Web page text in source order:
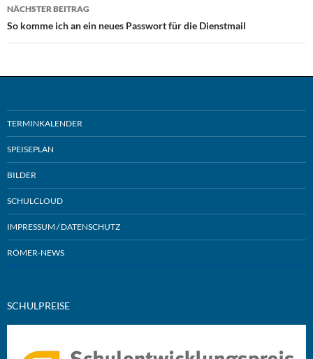
NÄCHSTER BEITRAG
So komme ich an ein neues Passwort für die Dienstmail
TERMINKALENDER
SPEISEPLAN
BILDER
SCHULCLOUD
IMPRESSUM / DATENSCHUTZ
RÖMER-NEWS
SCHULPREISE